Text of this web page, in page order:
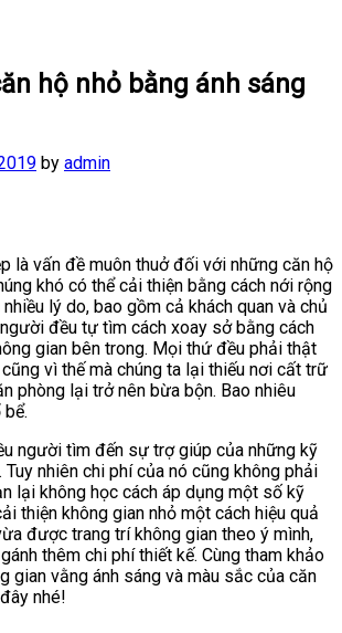
hộ nhỏ bằng ánh sáng
by admin
là vấn đề muôn thuở đối với những căn hộ
khó có thể cải thiện bằng cách nới rộng
lý do, bao gồm cả khách quan và chủ
đều tự tìm cách xoay sở bằng cách
gian bên trong. Mọi thứ đều phải thật
vì thế mà chúng ta lại thiếu nơi cất trữ
phòng lại trở nên bừa bộn. Bao nhiêu
người tìm đến sự trợ giúp của những kỹ
nhiên chi phí của nó cũng không phải
lại không học cách áp dụng một số kỹ
thiện không gian nhỏ một cách hiệu quả
được trang trí không gian theo ý mình,
thêm chi phí thiết kế. Cùng tham khảo
gian vằng ánh sáng và màu sắc của căn
nhé!